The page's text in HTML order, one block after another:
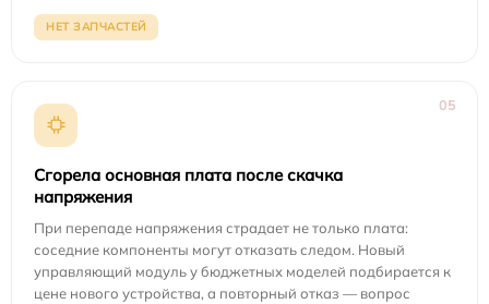
НЕТ ЗАПЧАСТЕЙ
05
Сгорела основная плата после скачка
напряжения
При перепаде напряжения страдает не только плата:
соседние компоненты могут отказать следом. Новый
управляющий модуль у бюджетных моделей подбирается к
цене нового устройства, а повторный отказ — вопрос